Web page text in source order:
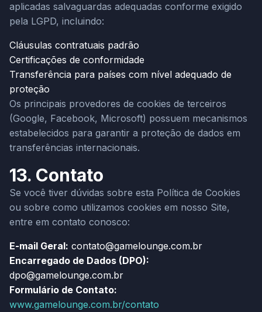
aplicadas salvaguardas adequadas conforme exigido
pela LGPD, incluindo:
Cláusulas contratuais padrão
Certificações de conformidade
Transferência para países com nível adequado de
proteção
Os principais provedores de cookies de terceiros
(Google, Facebook, Microsoft) possuem mecanismos
estabelecidos para garantir a proteção de dados em
transferências internacionais.
13. Contato
Se você tiver dúvidas sobre esta Política de Cookies
ou sobre como utilizamos cookies em nosso Site,
entre em contato conosco:
E-mail Geral: contato@gamelounge.com.br
Encarregado de Dados (DPO):
dpo@gamelounge.com.br
Formulário de Contato:
www.gamelounge.com.br/contato